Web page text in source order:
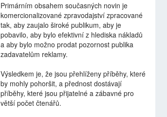
Primárním obsahem současných novin je
komercionalizované zpravodajství zpracované
tak, aby zaujalo široké publikum, aby je
pobavilo, aby bylo efektivní z hlediska nákladů
a aby bylo možno prodat pozornost publika
zadavatelům reklamy.
Výsledkem je, že jsou přehlíženy příběhy, které
by mohly pohoršit, a přednost dostávají
příběhy, které jsou přijatelné a zábavné pro
větší počet čtenářů.